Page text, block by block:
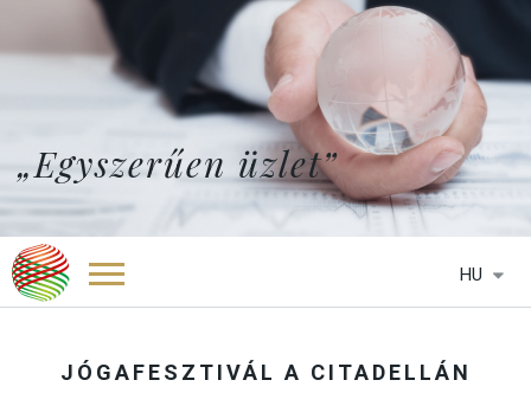
„Egyszerűen üzlet”
RÓLUNK
HU
JÓGAFESZTIVÁL A CITADELLÁN